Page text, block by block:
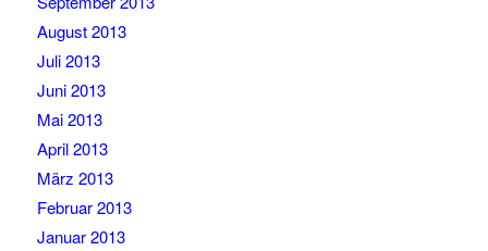
August 2013
Juli 2013
Juni 2013
Mai 2013
April 2013
März 2013
Februar 2013
Januar 2013